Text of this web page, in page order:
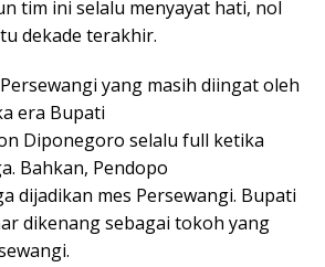
tim ini selalu menyayat hati, nol
dekade terakhir.
yang masih diingat oleh
era Bupati
Diponegoro selalu full ketika
Bahkan, Pendopo
dijadikan mes Persewangi. Bupati
dikenang sebagai tokoh yang